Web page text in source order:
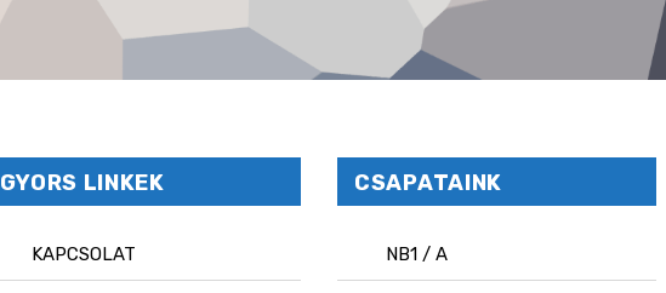
GYORS LINKEK
KAPCSOLAT
CSAPATAINK
NB1 / A